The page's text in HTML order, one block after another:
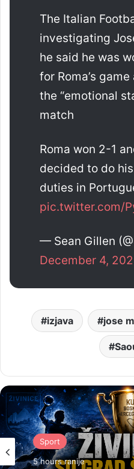
The Italian
investigating
he said he was
for Roma’s
the “emotional
match
Roma won 2-1
decided to do
duties in
pic.twitter.com/
— Sean Gillen
December 4,
izjava jose
Sport
5 hours ranije